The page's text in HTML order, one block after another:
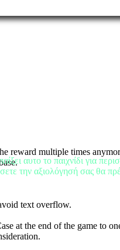
reward multiple times
text overflow.
at the end of the game to
αυτο το παιχνίδι για
την αξιολόγησή σας θα